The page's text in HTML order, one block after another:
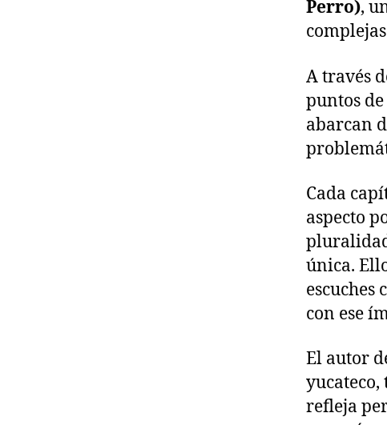
Perro),
A través
puntos
abarcan
Cada
aspecto
única.
escuches
con ese
El autor
yucateco,
refleja